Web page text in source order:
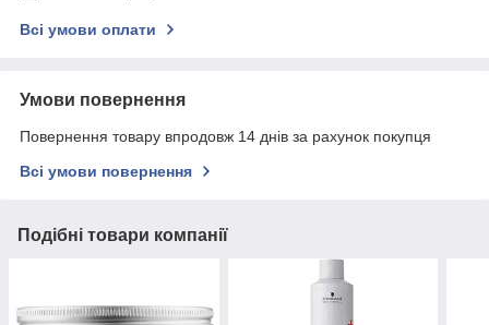
Всі умови оплати
Умови повернення
Повернення товару впродовж 14 днів за рахунок покупця
Всі умови повернення
Подібні товари компанії